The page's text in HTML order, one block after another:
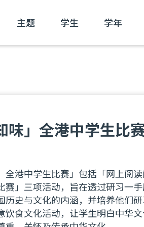
主题 学生 学年
味」全港中学生
全港中学生比赛」包括「网上阅
赛」三项活动，旨在透过研习一
历史与文化的内涵，并培养他们
饮食文化活动，让学生明白中华